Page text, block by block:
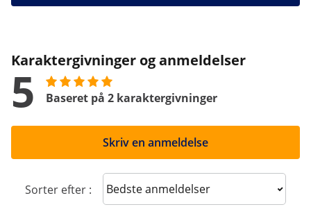
Karaktergivninger og anmeldelser
5 Baseret på 2 karaktergivninger
Skriv en anmeldelse
Sorter efter : Sort reviews